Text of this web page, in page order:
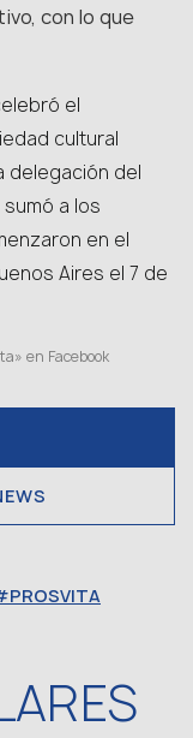
con lo que
el
cultural
delegación del
a los
en el
Aires el 7 de
en Facebook
PROSVITA